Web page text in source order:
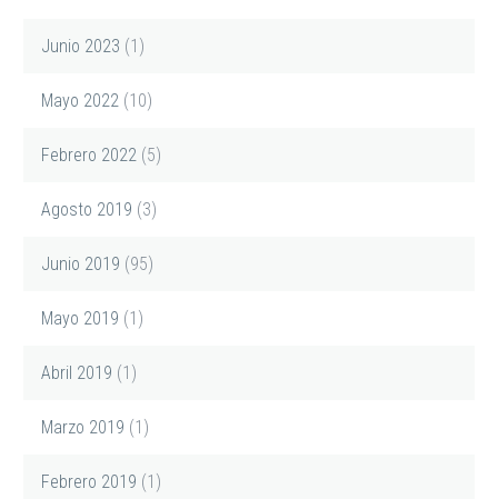
Junio 2023 (1)
Mayo 2022 (10)
Febrero 2022 (5)
Agosto 2019 (3)
Junio 2019 (95)
Mayo 2019 (1)
Abril 2019 (1)
Marzo 2019 (1)
Febrero 2019 (1)